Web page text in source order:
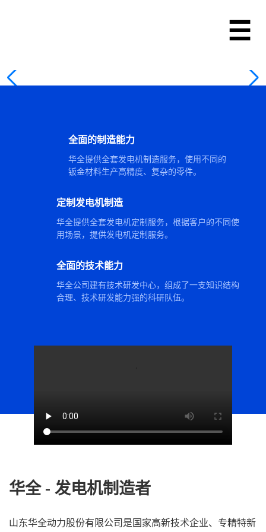
全面的制造能力
华全提供全套发电机制造服务，使用不同的
钣金材料生产高精度、复杂的零件。
定制发电机制造
华全提供全套发电机定制服务，根据客户的不同使
用场景，提供发电机定制服务。
全面的技术能力
华全公司建有技术研发中心，组成了一支知识结构
合理、技术研发能力强的科研队伍。
华全 - 发电机制造者
山东华全动力股份有限公司是国家高新技术企业、专精特新